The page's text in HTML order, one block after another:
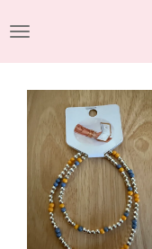
direct
naar
hoofdinhoud